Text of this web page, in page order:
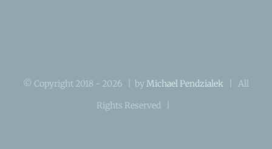
© Copyright 2018 - 2026 | byMichael Pendzialek | All
Rights Reserved |